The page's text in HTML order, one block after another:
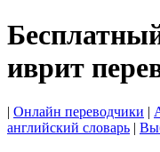
иврит
| Онлайн переводчики |
английский словарь |